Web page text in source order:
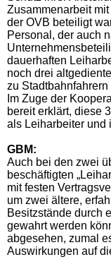
Zusammenarbeit
der OVB beteiligt
Personal, der auch
dauerhaften
noch drei
zu
Im Zuge der
bereit erklärt, diese
als Leiharbeiter und
GBM:
Auch bei den zwei
beschäftigten
mit festen
um zwei ältere,
Besitzstände durch
gewahrt werden
abgesehen, zumal
Auswirkungen auf